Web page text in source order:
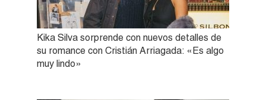
Kika Silva sorprende con nuevos detalles de
su romance con Cristián Arriagada: «Es algo
muy lindo»